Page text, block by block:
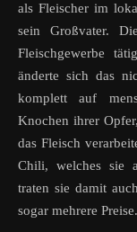
als Fleischer im
sein Großvater.
Fleischgewerbe
änderte sich das
komplett auf
Knochen ihrer
das Fleisch
Chili, welches sie
traten sie damit
sogar mehrere Preise.